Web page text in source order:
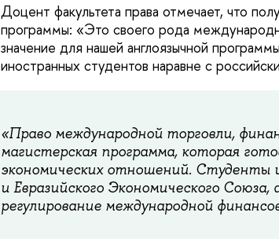
Доцент факультета права отмечает, что
программы: «Это своего рода
значение для нашей англоязычной
иностранных студентов наравне с
«Право международной торговли,
магистерская программа, которая
экономических отношений. Студенты
и Евразийского Экономического
регулирование международной